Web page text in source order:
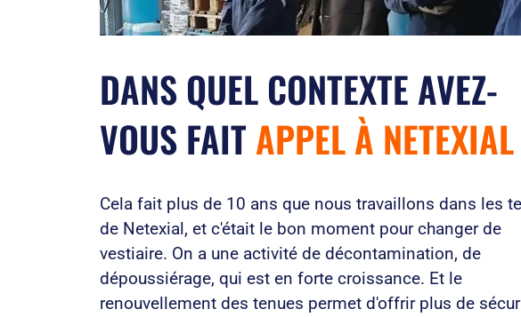
DANS QUEL CONTEXTE AVEZ-
VOUS FAIT APPEL À
Cela fait plus de 10 ans que nous travaillons dans les
de Netexial, et c'était le bon moment pour changer de
vestiaire. On a une activité de décontamination, de
dépoussiérage, qui est en forte croissance. Et le
renouvellement des tenues permet d'offrir plus de